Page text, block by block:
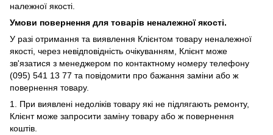
належної якості.
Умови повернення для товарів неналежної якості.
У разі отримання та виявлення Клієнтом товару неналежної
якості, через невідповідність очікуванням, Клієнт може
зв'язатися з менеджером по контактному номеру телефону
(095) 541 13 77 та повідомити про бажання заміни або ж
повернення товару.
1. При виявлені недоліків товару які не підлягають ремонту,
Клієнт може запросити заміну товару або ж повернення
коштів.